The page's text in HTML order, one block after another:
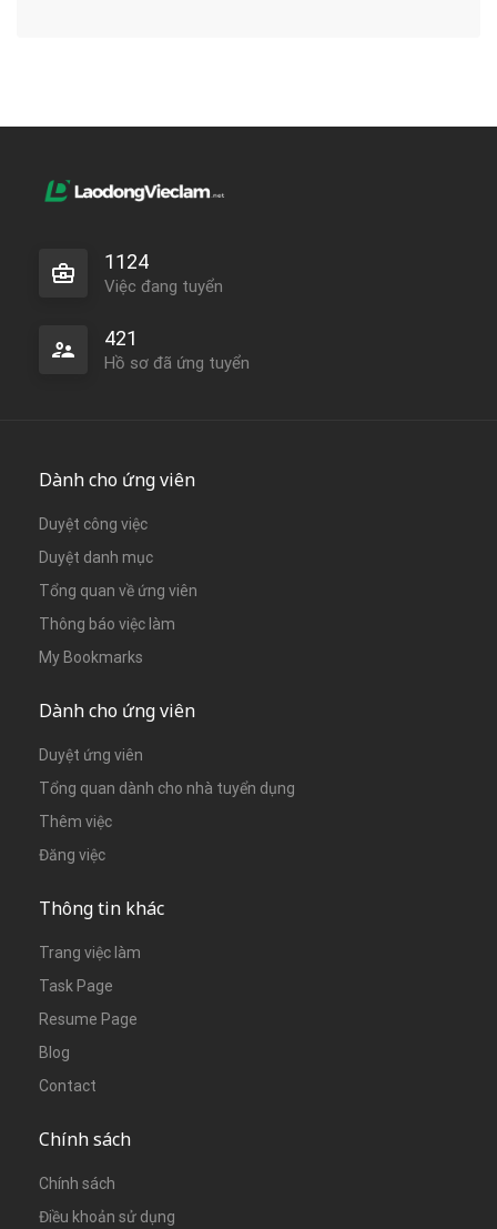
1124
Việc đang tuyển
421
Hồ sơ đã ứng tuyển
Dành cho ứng viên
Duyệt công việc
Duyệt danh mục
Tổng quan về ứng viên
Thông báo việc làm
My Bookmarks
Dành cho ứng viên
Duyệt ứng viên
Tổng quan dành cho nhà tuyển dụng
Thêm việc
Đăng việc
Thông tin khác
Trang việc làm
Task Page
Resume Page
Blog
Contact
Chính sách
Chính sách
Điều khoản sử dụng